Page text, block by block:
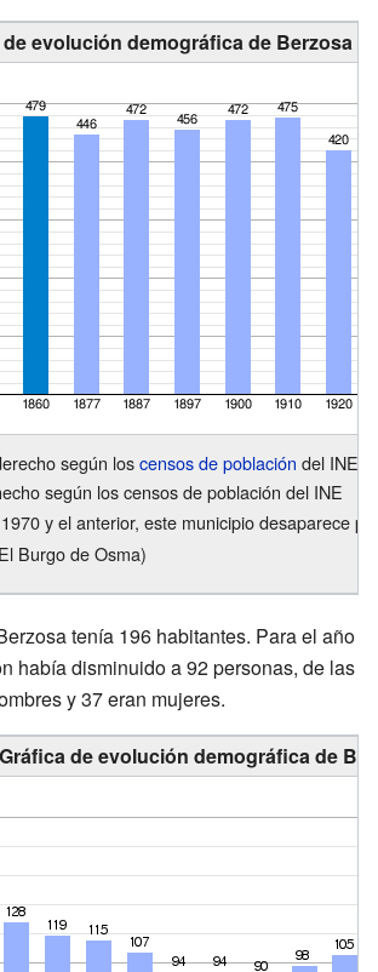
evolución demográfica de Berzosa
según loscensos de población del INE
según los censos de población del INE
y el anterior, este municipio desaparece
Burgo de Osma)
tenía 196 habitantes. Para el año
había disminuido a 92 personas, de las
y 37 eran mujeres.
Gráfica de evolución demográfica de